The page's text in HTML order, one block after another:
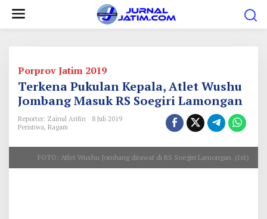
Porprov Jatim 2019
Terkena Pukulan Kepala, Atlet Wushu
Jombang Masuk RS Soegiri Lamongan
Reporter: Zainul Arifin
8 Juli 2019
Peristiwa, Ragam
FOTO: Atlet Wushu Jombang dirawat di RS Soegiri Lamongan. (Ist)